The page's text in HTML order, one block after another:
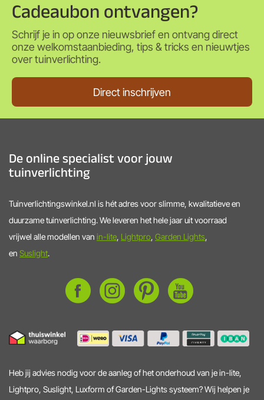
Cadeaubon ontvangen?
Schrijf je in op onze nieuwsbrief en ontvang direct
onze welkomstaanbieding, tips & tricks en nieuwtjes
over tuinverlichting.
Direct inschrijven
De online specialist voor jouw
tuinverlichting
Tuinverlichtingswinkel.nl is hét adres voor slimme, kwalitatieve en
duurzame tuinverlichting. We leveren het hele jaar uit voorraad
vrijwel alle modellen van in-lite, Lightpro, Garden Lights,
en Suslight.
Heb jij advies nodig voor de aanleg of het onderhoud van je in-lite,
Lightpro, Suslight, Luxform of Garden-Lights systeem? Wij helpen je